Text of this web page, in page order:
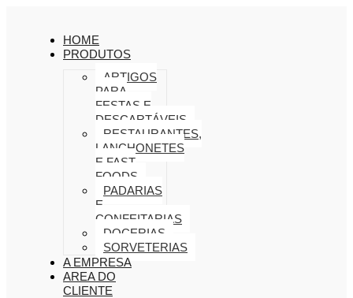
HOME
PRODUTOS
ARTIGOS
PARA
FESTAS E
DESCARTÁVEIS
RESTAURANTES,
LANCHONETES
E FAST
FOODS
PADARIAS
E
CONFEITARIAS
DOCERIAS
SORVETERIAS
A EMPRESA
AREA DO
CLIENTE